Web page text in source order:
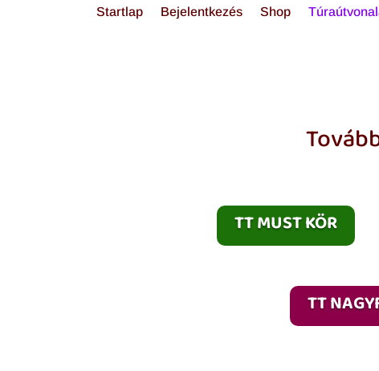
Startlap Bejelentkezés Shop
TT MUST KÖR
TT